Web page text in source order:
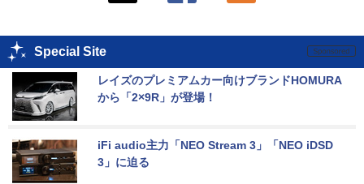
Special Site
レイズのプレミアムカー向けブランドHOMURA
から「2×9R」が登場！
iFi audio主力「NEO Stream 3」「NEO iDSD
3」に迫る